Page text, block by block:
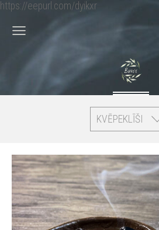
https://eepurl.com/dyikxr
KVĒPEKLĪŠI